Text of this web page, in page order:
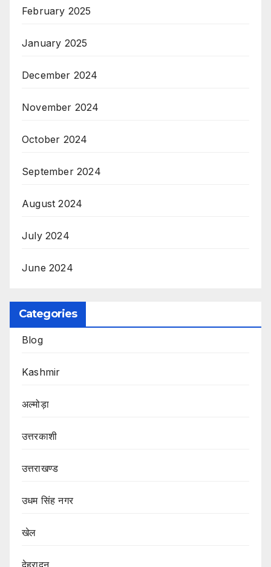
February 2025
January 2025
December 2024
November 2024
October 2024
September 2024
August 2024
July 2024
June 2024
Categories
Blog
Kashmir
अल्मोड़ा
उत्तरकाशी
उत्तराखण्ड
उधम सिंह नगर
खेल
देहरादून